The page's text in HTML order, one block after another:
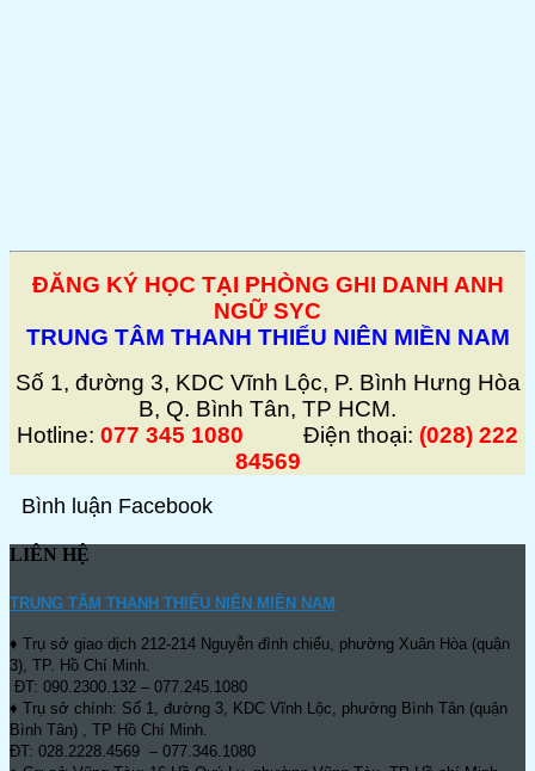
ĐĂNG KÝ HỌC TẠI PHÒNG GHI DANH ANH
NGỮ SYC
TRUNG TÂM THANH THIẾU NIÊN MIỀN NAM
Số 1, đường 3, KDC Vĩnh Lộc, P. Bình Hưng Hòa
B, Q. Bình Tân, TP HCM.
Hotline: 077 345 1080 Điện thoại: (028) 222
84569
Bình luận Facebook
LIÊN HỆ
TRUNG TÂM THANH THIẾU NIÊN MIỀN NAM
♦ Trụ sở giao dịch 212-214 Nguyễn đình chiểu, phường Xuân Hòa (quận
3), TP. Hồ Chí Minh.
ĐT: 090.2300.132 – 077.245.1080
♦ Trụ sở chính: Số 1, đường 3, KDC Vĩnh Lộc, phường Bình Tân (quận
Bình Tân) , TP Hồ Chí Minh.
ĐT: 028.2228.4569 – 077.346.1080